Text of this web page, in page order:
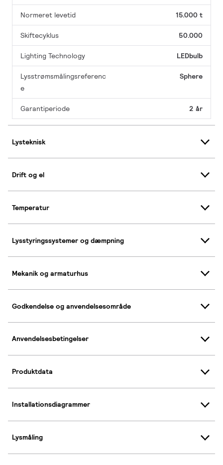
Normeret levetid 15.000 t
Skiftecyklus 50.000
Lighting Technology LEDbulb
Lysstrømsmålingsreferenc
e
Sphere
Garantiperiode 2 år
Lysteknisk
Drift og el
Temperatur
Lysstyringssystemer og dæmpning
Mekanik og armaturhus
Godkendelse og anvendelsesområde
Anvendelsesbetingelser
Produktdata
Installationsdiagrammer
Lysmåling